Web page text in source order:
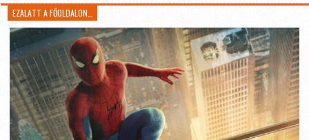
EZALATT A FŐOLDALON…